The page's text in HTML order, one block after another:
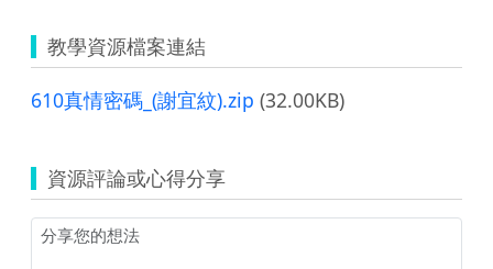
教學資源檔案連結
610真情密碼_(謝宜紋).zip (32.00KB)
資源評論或心得分享